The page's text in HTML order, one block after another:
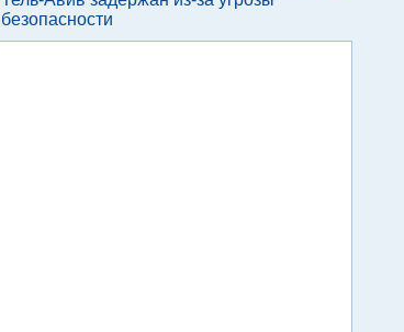
безопасности